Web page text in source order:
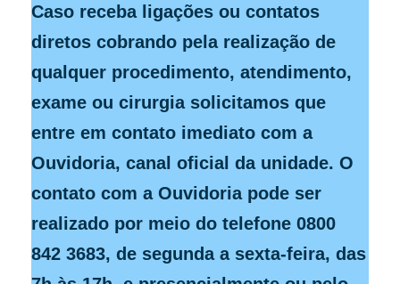
Caso receba ligações ou contatos
diretos cobrando pela realização de
qualquer procedimento, atendimento,
exame ou cirurgia solicitamos que
entre em contato imediato com a
Ouvidoria, canal oficial da unidade. O
contato com a Ouvidoria pode ser
realizado por meio do telefone 0800
842 3683, de segunda a sexta-feira, das